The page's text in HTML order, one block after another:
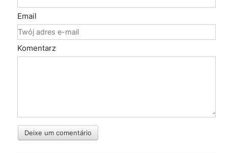
Email
Komentarz
Deixe um comentário